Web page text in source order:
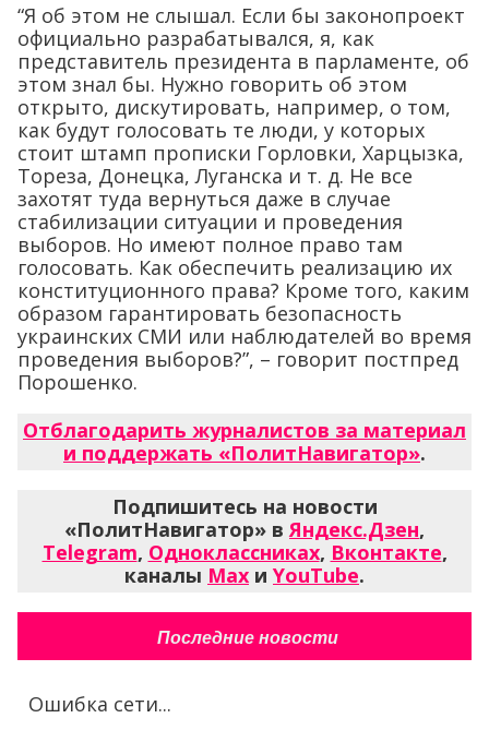
“Я об этом не слышал. Если бы законопроект
официально разрабатывался, я, как
представитель президента в парламенте, об
этом знал бы. Нужно говорить об этом
открыто, дискутировать, например, о том,
как будут голосовать те люди, у которых
стоит штамп прописки Горловки, Харцызка,
Тореза, Донецка, Луганска и т. д. Не все
захотят туда вернуться даже в случае
стабилизации ситуации и проведения
выборов. Но имеют полное право там
голосовать. Как обеспечить реализацию их
конституционного права? Кроме того, каким
образом гарантировать безопасность
украинских СМИ или наблюдателей во время
проведения выборов?”, – говорит постпред
Порошенко.
Отблагодарить журналистов за материал
и поддержать «ПолитНавигатор».
Подпишитесь на новости
«ПолитНавигатор» в Яндекс.Дзен,
Telegram, Одноклассниках, Вконтакте,
каналы Max и YouTube.
Последние новости
Ошибка сети...